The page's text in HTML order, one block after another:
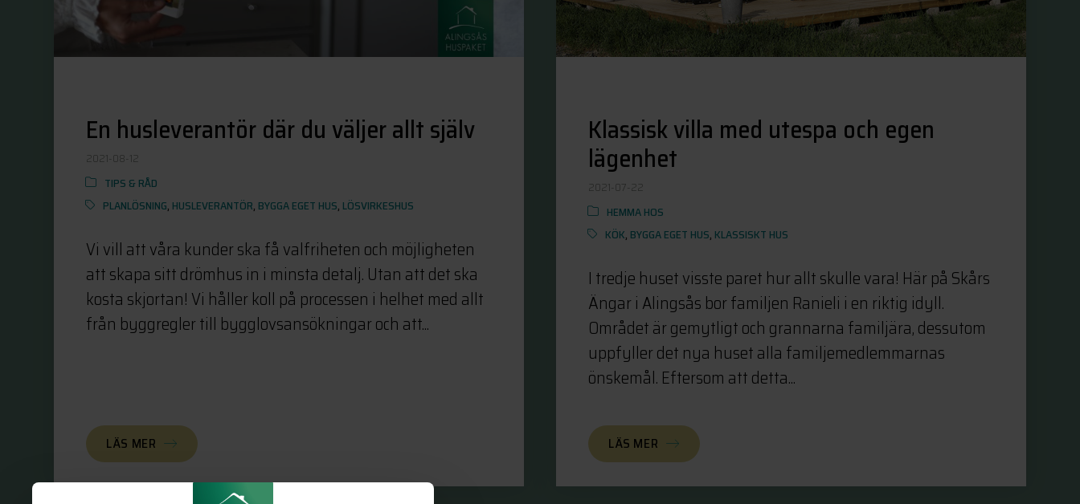
En husleverantör där du väljer allt själv
2021-08-12
TIPS & RÅD
PLANLÖSNING, HUSLEVERANTÖR, BYGGA EGET HUS, LÖSVIRKESHUS
Vi vill att våra kunder ska få valfriheten och möjligheten
att skapa sitt drömhus in i minsta detalj. Utan att det ska
kosta skjortan! Vi håller koll på processen i helhet med allt
från byggregler till bygglovsansökningar och att...
LÄS MER
Klassisk villa med utespa och egen
lägenhet
2021-07-22
HEMMA HOS
KÖK, BYGGA EGET HUS, KLASSISKT HUS
I tredje huset visste paret hur allt skulle vara! Här på Skårs
Ängar i Alingsås bor familjen Ranieli i en riktig idyll.
Området är gemytligt och grannarna familjära, dessutom
uppfyller det nya huset alla familjemedlemmarnas
önskemål. Eftersom att detta...
LÄS MER